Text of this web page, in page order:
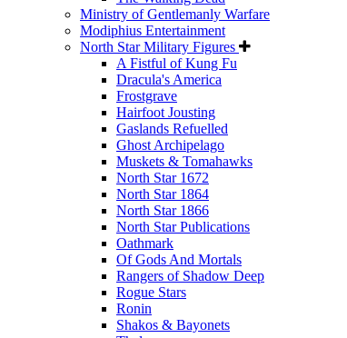
Ministry of Gentlemanly Warfare
Modiphius Entertainment
North Star Military Figures
A Fistful of Kung Fu
Dracula's America
Frostgrave
Hairfoot Jousting
Gaslands Refuelled
Ghost Archipelago
Muskets & Tomahawks
North Star 1672
North Star 1864
North Star 1866
North Star Publications
Oathmark
Of Gods And Mortals
Rangers of Shadow Deep
Rogue Stars
Ronin
Shakos & Bayonets